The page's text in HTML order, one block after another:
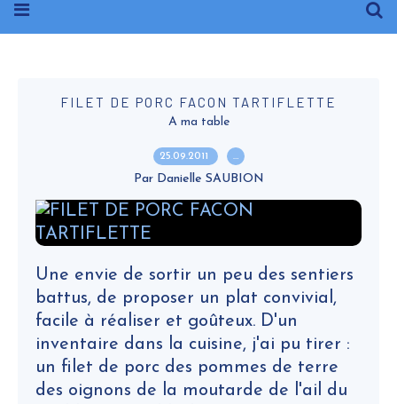
FILET DE PORC FACON TARTIFLETTE
A ma table
25.09.2011 …
Par Danielle SAUBION
Une envie de sortir un peu des sentiers
battus, de proposer un plat convivial,
facile à réaliser et goûteux. D'un
inventaire dans la cuisine, j'ai pu tirer :
un filet de porc des pommes de terre
des oignons de la moutarde de l'ail du